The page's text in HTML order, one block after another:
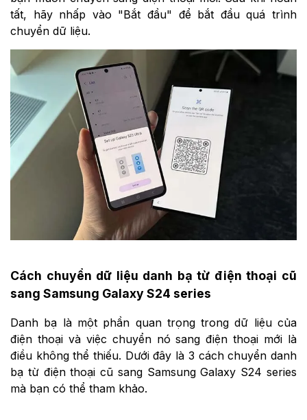
tất, hãy nhấp vào "Bắt đầu" để bắt đầu quá trình
chuyển dữ liệu.
Cách chuyển dữ liệu danh bạ từ điện thoại cũ
sang Samsung Galaxy S24 series
Danh bạ là một phần quan trọng trong dữ liệu của
điện thoại và việc chuyển nó sang điện thoại mới là
điều không thể thiếu. Dưới đây là 3 cách chuyển danh
bạ từ điện thoại cũ sang Samsung Galaxy S24 series
mà bạn có thể tham khảo.